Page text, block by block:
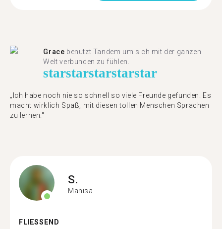
Grace benutzt Tandem um sich mit der ganzen
Welt verbunden zu fühlen.
starstarstarstarstar
„Ich habe noch nie so schnell so viele Freunde gefunden. Es
macht wirklich Spaß, mit diesen tollen Menschen Sprachen
zu lernen."
S.
Manisa
FLIESSEND